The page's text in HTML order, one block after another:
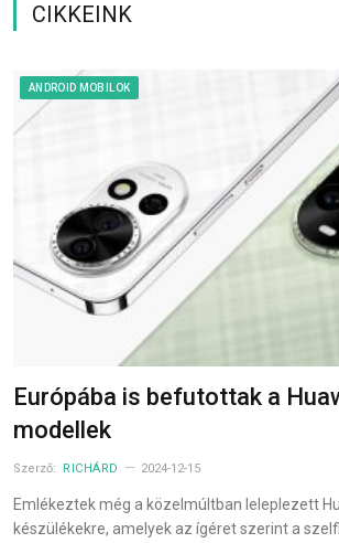
CIKKEINK
ANDROID MOBILOK
Európába is befutottak a
modellek
Szerző: RICHÁRD 2024-12-15
Emlékeztek még a közelmúltban leleplezett
készülékekre, amelyek az ígéret szerint a